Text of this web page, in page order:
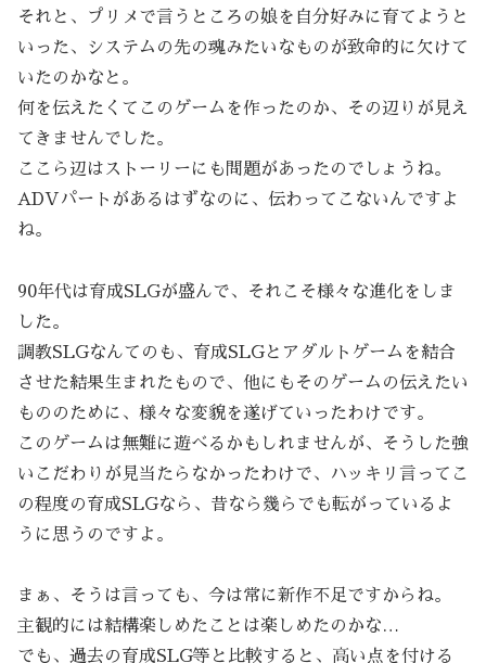
それと、プリメで言うところの娘を自分好みに育てようと
いった、システムの先の魂みたいなものが致命的に欠けて
いたのかなと。
何を伝えたくてこのゲームを作ったのか、その辺りが見え
てきませんでした。
ここら辺はストーリーにも問題があったのでしょうね。
ADVパートがあるはずなのに、伝わってこないんですよ
ね。
90年代は育成SLGが盛んで、それこそ様々な進化をしま
した。
調教SLGなんてのも、育成SLGとアダルトゲームを結合
させた結果生まれたもので、他にもそのゲームの伝えたい
もののために、様々な変貌を遂げていったわけです。
このゲームは無難に遊べるかもしれませんが、そうした強
いこだわりが見当たらなかったわけで、ハッキリ言ってこ
の程度の育成SLGなら、昔なら幾らでも転がっているよ
うに思うのですよ。
まぁ、そうは言っても、今は常に新作不足ですからね。
主観的には結構楽しめたことは楽しめたのかな…
でも、過去の育成SLG等と比較すると、高い点を付ける